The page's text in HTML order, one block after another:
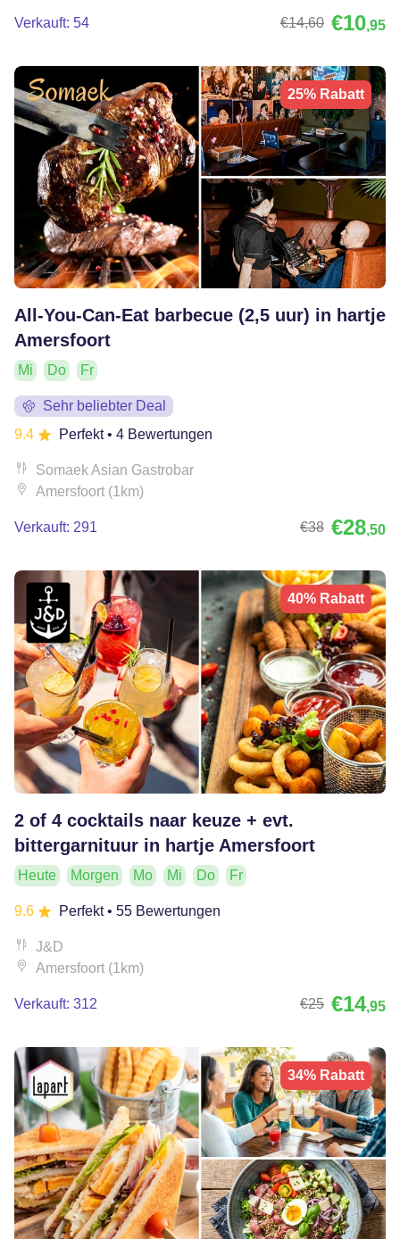
Verkauft: 54 €14,60 €10,95
25% Rabatt
All-You-Can-Eat barbecue (2,5 uur) in hartje
Amersfoort
Mi Do Fr
Sehr beliebter Deal
9.4
Perfekt• 4 Bewertungen
Somaek Asian Gastrobar
Amersfoort (1km)
Verkauft: 291 €38 €28,50
40% Rabatt
2 of 4 cocktails naar keuze + evt.
bittergarnituur in hartje Amersfoort
Heute Morgen Mo Mi Do Fr
9.6 Perfekt• 55 Bewertungen
J&D
Amersfoort (1km)
Verkauft: 312 €25 €14,95
34% Rabatt